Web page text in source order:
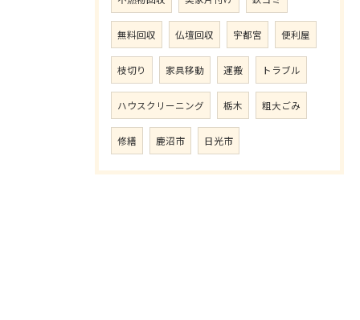
無料回収 仏壇回収 宇都宮 便利屋
枝切り 家具移動 運搬 トラブル
ハウスクリーニング 栃木 粗大ごみ
修繕 鹿沼市 日光市